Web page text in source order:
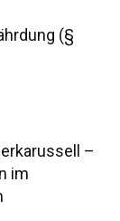
(§
–
im